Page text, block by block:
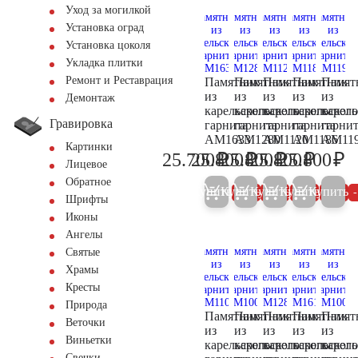
Уход за могилкой
Установка оград
Установка цоколя
Укладка плитки
Ремонт и Реставрация
Демонтаж
Гравировка
Картинки
Лицевое
Обратное
Шрифты
Иконы
Ангелы
Святые
Храмы
Кресты
Природа
Веточки
Виньетки
Памятник
из
карельского
гарнита
AM1633
27.100
25.700₽
Купить 5%
Памятник
из
карельского
гарнита
AM1280
27.200
25.800₽
Купить 5%
Памятник
из
карельского
гарнита
AM1120
27.200
25.800₽
Купить 5%
Памятник
из
карельского
гарнита
AM1186
27.200
25.800₽
Купить 5%
из
25.800₽
Купить
Памятник
из
карельского
Памятник
из
карельского
Памятник
из
карельского
Памятник
из
карельского
из